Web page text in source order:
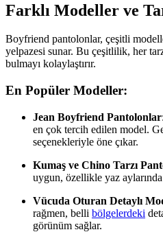
Farklı Modeller ve
Boyfriend pantolonlar, çeşitli
yelpazesi sunar. Bu çeşitlilik, her
bulmayı kolaylaştırır.
En Popüler Modeller:
Jean Boyfriend Pantolonlar
en çok tercih edilen model.
seçenekleriyle öne çıkar.
Kumaş ve Chino Tarzı
uygun, özellikle yaz
Vücuda Oturan Detaylı
rağmen, belli bölgelerdeki
görünüm sağlar.